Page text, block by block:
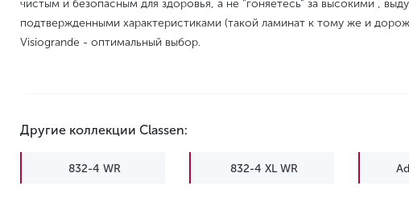
чистым и безопасным для здоровья, а не "гоняетесь" за высокими ,
подтвержденными характеристиками (такой ламинат к тому же и
Visiogrande - оптимальный выбор.
Другие коллекции Classen:
832-4 WR 832-4 XL WR